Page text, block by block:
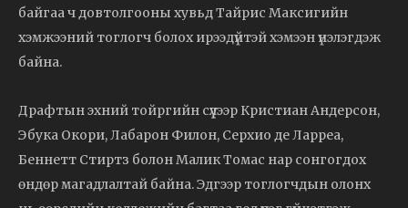
байгаа ч довтолгооны хувьд Тайрис Максигийн
хэмжээний тоглогч болох ирээдүйтэй хэмээн үнэлэгдэж
байна.
Драфтын эхний тойргийн сүүлээр Кристиан Андерсон,
Эбука Окори, Лабарон Филон, Серхио де Ларреа,
Беннетт Стиртз болон Малик Томас нар сонгогдох
өндөр магадлалтай байна. Эдгээр тоглогчдын олонх